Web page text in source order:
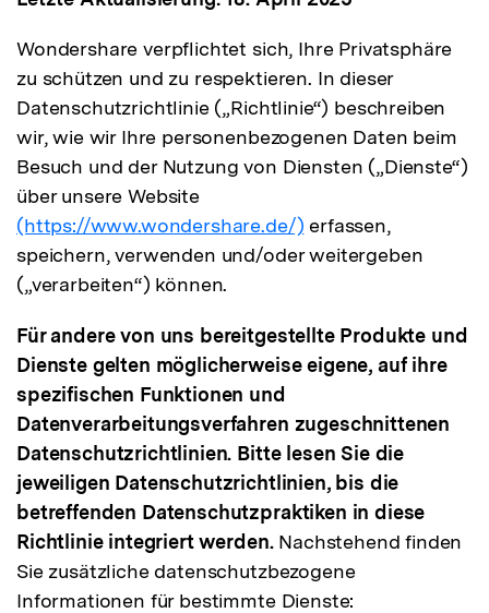
Wondershare verpflichtet sich, Ihre Privatsphäre
zu schützen und zu respektieren. In dieser
Datenschutzrichtlinie („Richtlinie“) beschreiben
wir, wie wir Ihre personenbezogenen Daten beim
Besuch und der Nutzung von Diensten („Dienste“)
über unsere Website
(https://www.wondershare.de/) erfassen,
speichern, verwenden und/oder weitergeben
(„verarbeiten“) können.
Für andere von uns bereitgestellte Produkte und
Dienste gelten möglicherweise eigene, auf ihre
spezifischen Funktionen und
Datenverarbeitungsverfahren zugeschnittenen
Datenschutzrichtlinien. Bitte lesen Sie die
jeweiligen Datenschutzrichtlinien, bis die
betreffenden Datenschutzpraktiken in diese
Richtlinie integriert werden. Nachstehend finden
Sie zusätzliche datenschutzbezogene
Informationen für bestimmte Dienste: